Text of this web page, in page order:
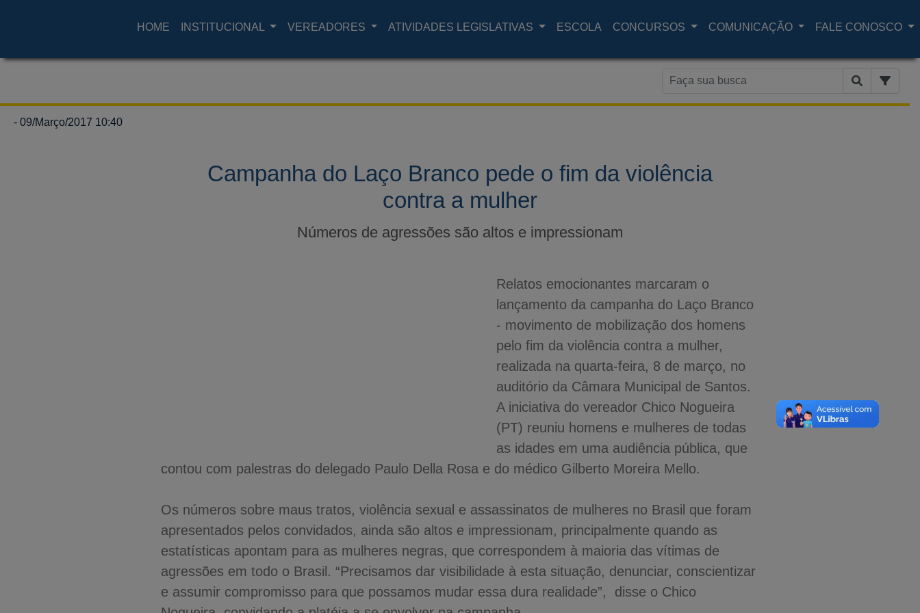
HOME INSTITUCIONAL VEREADORES ATIVIDADES LEGISLATIVAS ESCOLA CONCURSOS COMUNICAÇÃO FALE CONOSCO
- 09/Março/2017 10:40
Campanha do Laço Branco pede o fim da violência
contra a mulher
Números de agressões são altos e impressionam
Relatos emocionantes marcaram o
lançamento da campanha do Laço Branco
- movimento de mobilização dos homens
pelo fim da violência contra a mulher,
realizada na quarta-feira, 8 de março, no
auditório da Câmara Municipal de Santos.
A iniciativa do vereador Chico Nogueira
(PT) reuniu homens e mulheres de todas
as idades em uma audiência pública, que
contou com palestras do delegado Paulo Della Rosa e do médico Gilberto Moreira Mello.
Os números sobre maus tratos, violência sexual e assassinatos de mulheres no Brasil que foram
apresentados pelos convidados, ainda são altos e impressionam, principalmente quando as
estatísticas apontam para as mulheres negras, que correspondem à maioria das vítimas de
agressões em todo o Brasil. “Precisamos dar visibilidade à esta situação, denunciar, conscientizar
e assumir compromisso para que possamos mudar essa dura realidade”, disse o Chico